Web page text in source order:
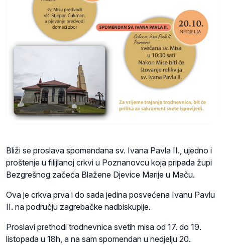
Bliži se proslava spomendana sv. Ivana Pavla II., ujedno i
proštenje u filijlanoj crkvi u Poznanovcu koja pripada župi
Bezgrešnog začeća Blažene Djevice Marije u Maču.
Ova je crkva prva i do sada jedina posvećena Ivanu Pavlu
II. na području zagrebačke nadbiskupije.
Proslavi prethodi trodnevnica svetih misa od 17. do 19.
listopada u 18h, a na sam spomendan u nedjelju 20.